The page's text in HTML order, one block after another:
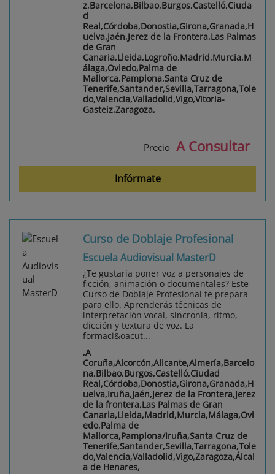
z,Barcelona,Bilbao,Burgos,Castelló,Ciuda
d
Real,Córdoba,Donostia,Girona,Granada,H
uelva,Jaén,Jerez de la Frontera,Las Palmas
de Gran
Canaria,Lleida,Logroño,Madrid,Murcia,M
álaga,Oviedo,Palma de
Mallorca,Pamplona,Santa Cruz de
Tenerife,Santander,Sevilla,Tarragona,Tole
do,Valencia,Valladolid,Vigo,Vitoria-
Gasteiz,Zaragoza,
Precio A Consultar
Infórmate
Curso de Doblaje Profesional
Escuela Audiovisual MasterD
¿Te gustaría poner voz a personajes de
ficción, animación o documentales? Este
Curso de Doblaje Profesional te prepara
para ello. Aprenderás técnicas de
interpretación vocal, sincronía, ritmo,
dicción y textura de voz. La
formaci&oacut...
,A
Coruña,Alcorcón,Alicante,Almería,Barcelo
na,Bilbao,Burgos,Castelló,Ciudad
Real,Córdoba,Donostia,Girona,Granada,H
uelva,Iruña,Jaén,Jerez de la Frontera,Jerez
de la frontera,Las Palmas de Gran
Canaria,Lleida,Madrid,Murcia,Málaga,Ovi
edo,Palma de
Mallorca,Pamplona/Iruña,Santa Cruz de
Tenerife,Santander,Sevilla,Tarragona,Tole
do,Valencia,Valladolid,Vigo,Zaragoza,Álcal
a de Henares,